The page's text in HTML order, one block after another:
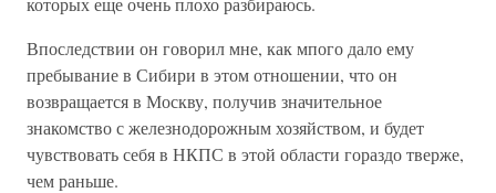
Впоследствии он говорил мне, как мпого дало ему
пребывание в Сибири в этом отношении, что он
возвращается в Москву, получив значительное
знакомство с железнодорожным хозяйством, и будет
чувствовать себя в НКПС в этой области гораздо тверже,
чем раньше.